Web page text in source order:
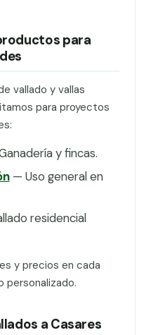
para
vallado y vallas
para proyectos
y fincas.
— Uso general en
residencial
y precios en cada
personalizado.
a Casares